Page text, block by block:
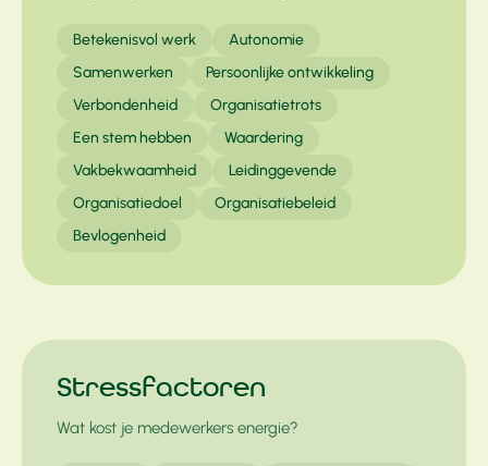
Betekenisvol werk
Autonomie
Samenwerken
Persoonlijke ontwikkeling
Verbondenheid
Organisatietrots
Een stem hebben
Waardering
Vakbekwaamheid
Leidinggevende
Organisatiedoel
Organisatiebeleid
Bevlogenheid
Stressfactoren
Wat kost je medewerkers energie?